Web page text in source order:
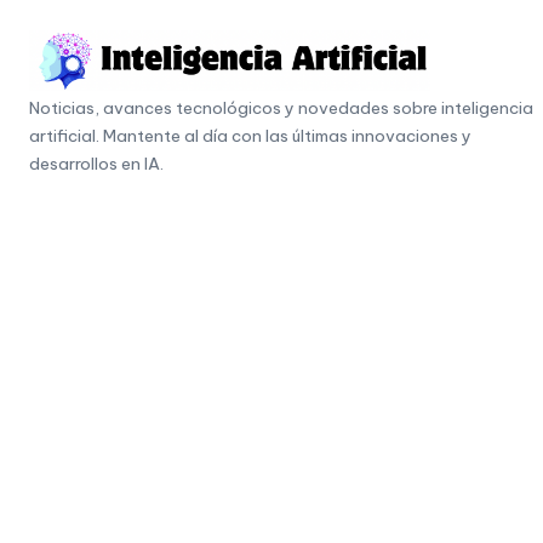
content
I
n
t
Noticias, avances tecnológicos y novedades sobre inteligencia
artificial. Mantente al día con las últimas innovaciones y
desarrollos en IA.